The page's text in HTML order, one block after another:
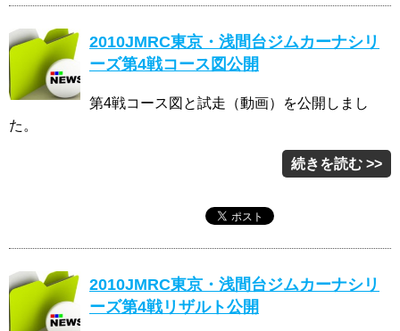
2010JMRC東京・浅間台ジムカーナシリ
ーズ第4戦コース図公開
第4戦コース図と試走（動画）を公開しまし
た。
続きを読む >>
2010JMRC東京・浅間台ジムカーナシリ
ーズ第4戦リザルト公開